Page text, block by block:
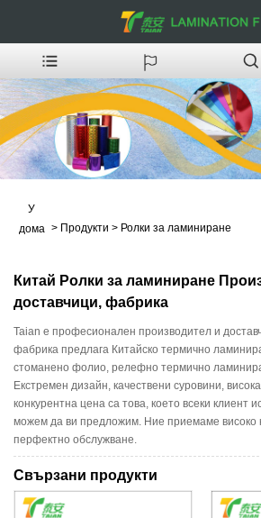
У
дома > Продукти > Ролки за ламиниране
Китай Ролки за ламиниране
доставчици, фабрика
Taian е професионален производител и
фабрика предлага Китайско термично
стоманено фолио, релефно термично
Екстремен дизайн, качествени суровини,
конкурентна цена са това, което всеки клиент
можем да ви предложим. Ние приемаме високо
перфектно обслужване.
Свързани продукти